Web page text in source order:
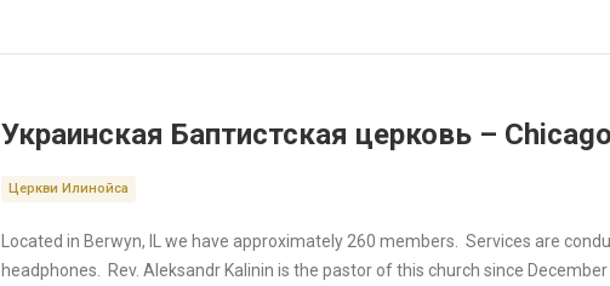
Украинская Баптистская церковь –
Церкви Илинойса
Located in Berwyn, IL we have approximately 260 members. Services are
headphones. Rev. Aleksandr Kalinin is the pastor of this church since